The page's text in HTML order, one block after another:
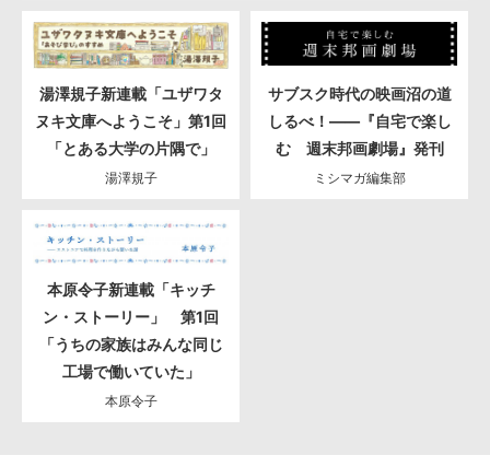
湯澤規子新連載「ユザワタ
ヌキ文庫へようこそ」第1回
「とある大学の片隅で」
湯澤規子
サブスク時代の映画沼の道
しるべ！――『自宅で楽し
む 週末邦画劇場』発刊
ミシマガ編集部
本原令子新連載「キッチ
ン・ストーリー」 第1回
「うちの家族はみんな同じ
工場で働いていた」
本原令子